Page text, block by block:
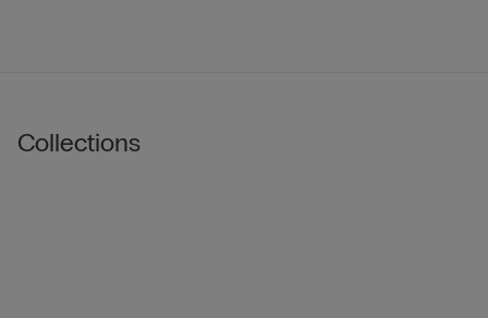
Collections